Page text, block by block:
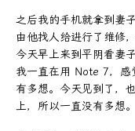
之后我的手机就拿到妻
由他找人给进行了维修
今天早上来到平阴看妻
我一直在用 Note 7，感
有多想。今天见到了，
上，所以一直没有多想。